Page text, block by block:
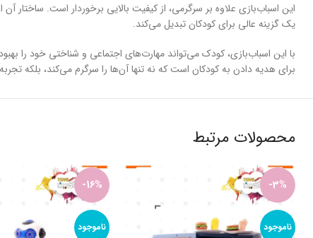
این اسباب‌بازی علاوه بر سرگرمی، از کیفیت بالایی برخوردار است.
یک گزینه عالی برای کودکان تبدیل می‌کند.
با این اسباب‌بازی، کودک می‌تواند مهارت‌های اجتماعی و شناختی خود
برای هدیه دادن به کودکان است که نه تنها آن‌ها را سرگرم می‌کند، بلکه
محصولات مرتبط
-3%
ناموجود
-16%
ناموجود